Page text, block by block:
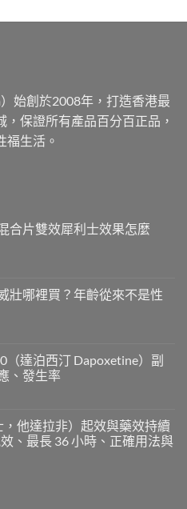
始創於2008年，打造香港最
保證所有產品百分百正品，
福生活。
合片雙效犀利士效果怎麼
壯哪裡買？年齡從來不是性
（達泊西汀 Dapoxetine）副
、發生率
他達拉非）起效與藥效持續
、最長 36 小時、正確用法與